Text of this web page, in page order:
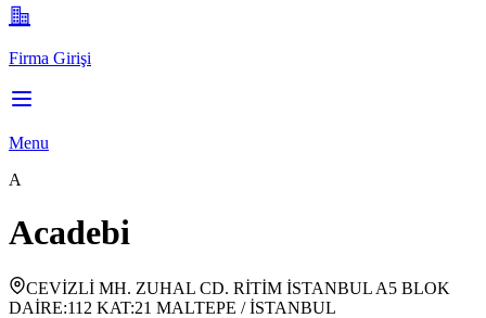
Firma Girişi
Menu
A
Acadebi
CEVİZLİ MH. ZUHAL CD. RİTİM İSTANBUL A5 BLOK
DAİRE:112 KAT:21 MALTEPE / İSTANBUL